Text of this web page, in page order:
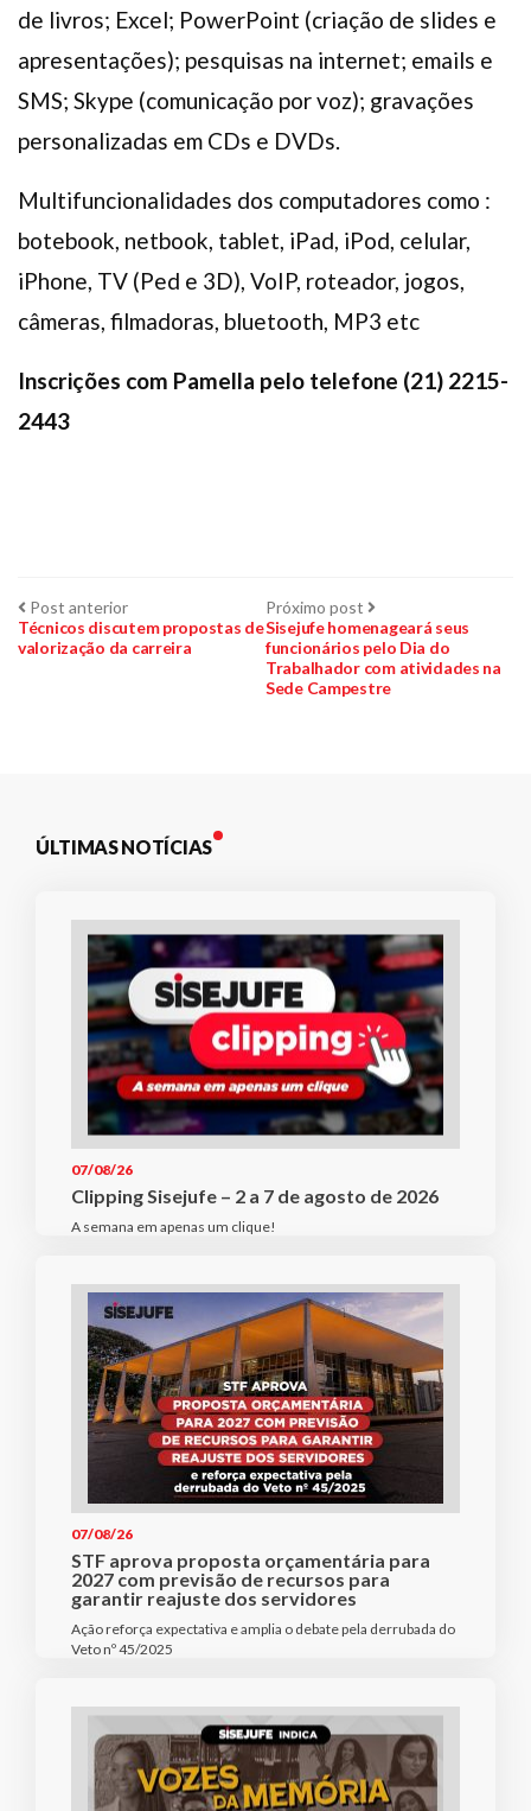
de livros; Excel; PowerPoint (criação de slides e
apresentações); pesquisas na internet; emails e
SMS; Skype (comunicação por voz); gravações
personalizadas em CDs e DVDs.
Multifuncionalidades dos computadores como :
botebook, netbook, tablet, iPad, iPod, celular,
iPhone, TV (Ped e 3D), VoIP, roteador, jogos,
câmeras, filmadoras, bluetooth, MP3 etc
Inscrições com Pamella pelo telefone (21) 2215-
2443
Navegação
de
Post anteriorPost
anterior:
Técnicos discutem propostas de
valorização da carreira
Próximo post Próximo
post:
Sisejufe homenageará seus
funcionários pelo Dia do
Trabalhador com atividades na
Sede Campestre
ÚLTIMAS NOTÍCIAS
07/08/26
Clipping Sisejufe – 2 a 7 de agosto de 2026
A semana em apenas um clique!
07/08/26
STF aprova proposta orçamentária para
2027 com previsão de recursos para
garantir reajuste dos servidores
Ação reforça expectativa e amplia o debate pela derrubada do
Veto nº 45/2025